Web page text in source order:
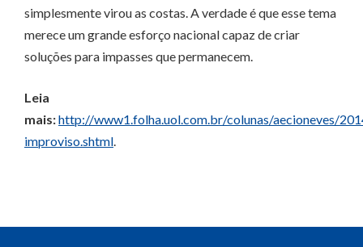
simplesmente virou as costas. A verdade é que esse tema
merece um grande esforço nacional capaz de criar
soluções para impasses que permanecem.
Leia
mais:http://www1.folha.uol.com.br/colunas/aecioneves/
improviso.shtml.